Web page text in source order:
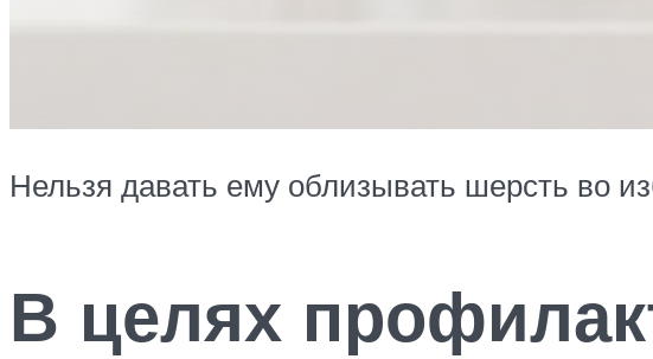
Нельзя давать ему облизывать шерсть во
В целях